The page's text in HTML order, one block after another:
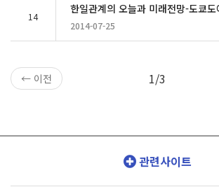
14
한일관계의 오늘과 미래전망-도쿄
2014-07-25
← 이전 1/3
관련사이트